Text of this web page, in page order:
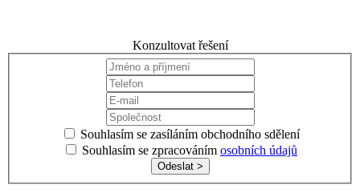
Konzultovat řešení
Souhlasím se zasíláním obchodního sdělení
Souhlasím se zpracováním osobních údajů
Odeslat >